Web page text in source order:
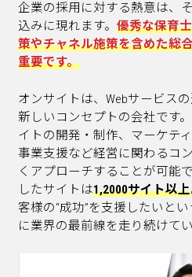
企業の採用に対する熱意は、
込みに現れます。優秀な保育
策やチャネル施策を含めた総
重要です。
オンサイトは、Webサービス
新しいコンセプトの会社です
イトの開発・制作、マーケテ
事業支援など経営に関わるコ
くアプローチすることが可能
したサイトは1,2000サイト以上
客様の“成功”を支援したいと
に業界の最前線を走り続けてい